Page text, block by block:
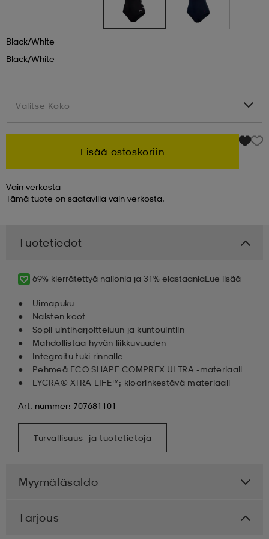
Black/white
Black/white
Valitse Koko
Valitse Koko
Lisää ostoskoriin
Vain verkosta
Tämä tuote on saatavilla vain verkosta.
Tuotetiedot
69% kierrätettyä nailonia ja 31% elastaaniaLue lisää
Uimapuku
Naisten koot
Sopii uintiharjoitteluun ja kuntouintiin
Mahdollistaa hyvän liikkuvuuden
Integroitu tuki rinnalle
Pehmeä ECO SHAPE COMPREX ULTRA -materiaali
LYCRA® XTRA LIFE™; kloorinkestävä materiaali
Art. nummer: 707681101
Turvallisuus- ja tuotetietoja
Myymäläsaldo
Tarjous